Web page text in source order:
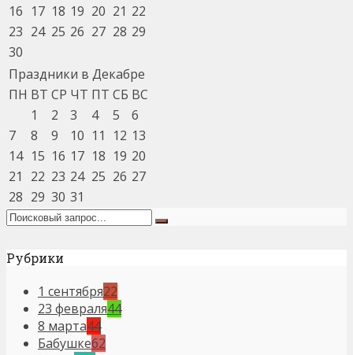
16 17 18 19 20 21 22
23 24 25 26 27 28 29
30
Праздники в Декабре
ПН ВТ СР ЧТ ПТ СБ ВС
1
2 3 4 5
6
7
8 9 10 11 12 13
14 15 16 17 18 19 20
21
22 23 24 25 26 27
28 29 30 31
Рубрики
1 сентября22
23 февраля44
8 марта44
Бабушке62